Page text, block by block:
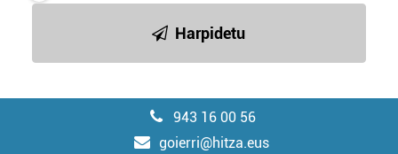
Harpidetu
943 16 00 56
goierri@hitza.eus